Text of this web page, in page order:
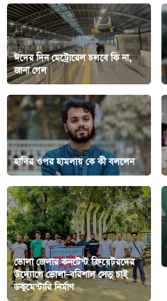
ঈদের দিন মেট্রোরেল চলবে কি না,
জানা গেল
হাদির ওপর হামলায় কে কী বললেন
ভোলা জেলার কনটেন্ট ক্রিয়েটরদের
উদ্যোগে ভোলা–বরিশাল সেতু চাই
ডকুমেন্টারি নির্মাণ